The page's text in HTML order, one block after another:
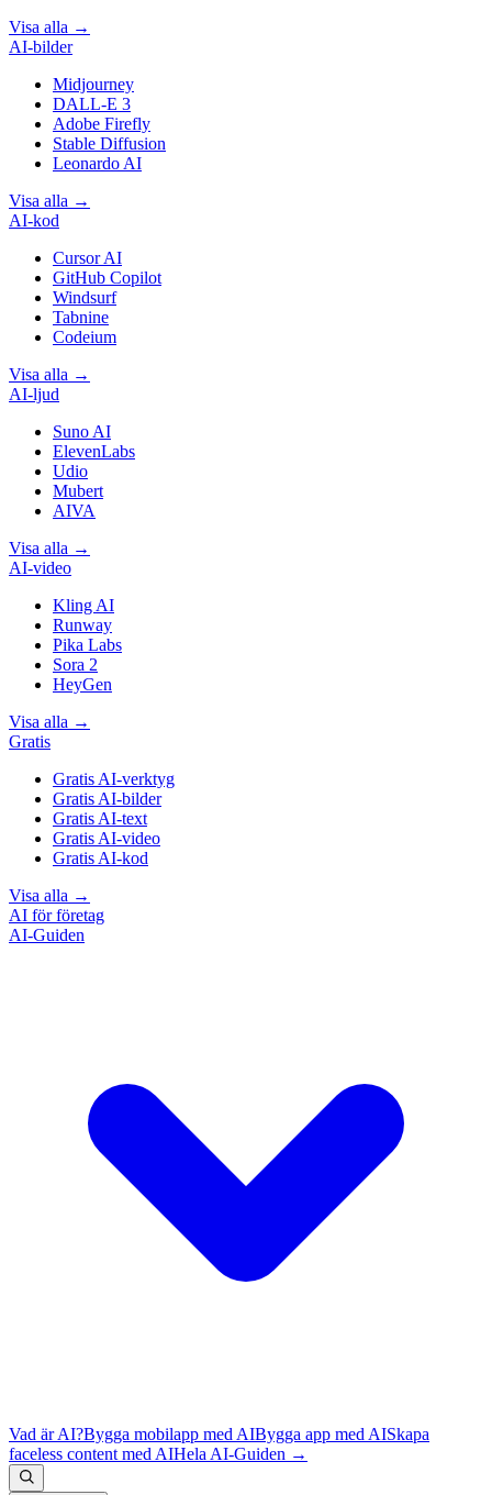
Visa alla →
AI-bilder
Midjourney
DALL-E 3
Adobe Firefly
Stable Diffusion
Leonardo AI
Visa alla →
AI-kod
Cursor AI
GitHub Copilot
Windsurf
Tabnine
Codeium
Visa alla →
AI-ljud
Suno AI
ElevenLabs
Udio
Mubert
AIVA
Visa alla →
AI-video
Kling AI
Runway
Pika Labs
Sora 2
HeyGen
Visa alla →
Gratis
Gratis AI-verktyg
Gratis AI-bilder
Gratis AI-text
Gratis AI-video
Gratis AI-kod
Visa alla →
AI för företag
AI-Guiden
Vad är AI?Bygga mobilapp med AIBygga app med AISkapa
faceless content med AIHela AI-Guiden →